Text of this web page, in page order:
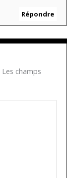
Répondre
Les champs